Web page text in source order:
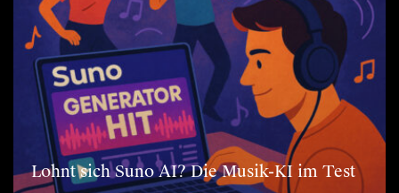
Lohnt sich Suno AI? Die Musik-KI im Test